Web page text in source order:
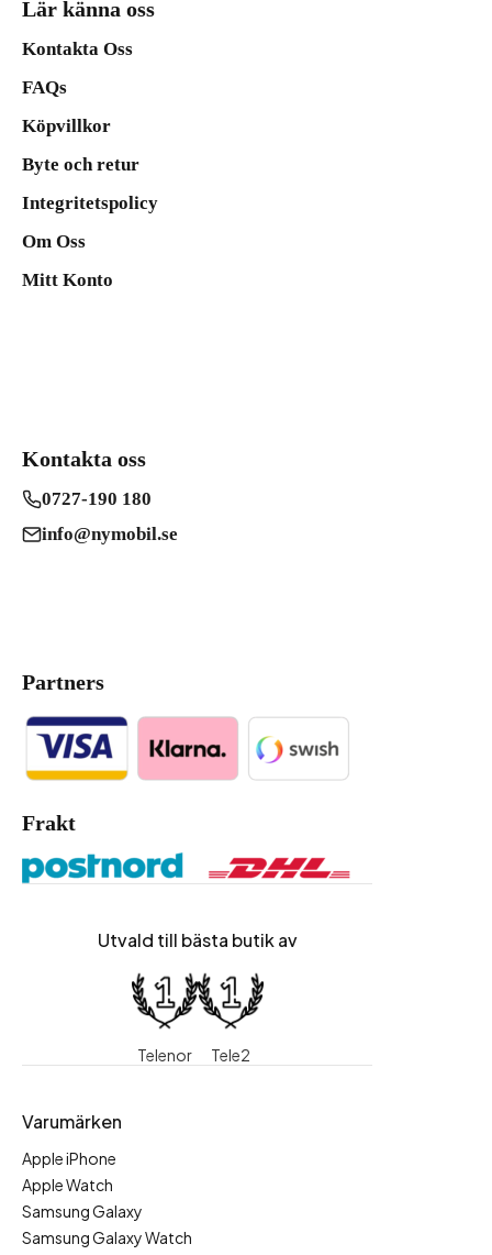
Lär känna oss
Kontakta Oss
FAQs
Köpvillkor
Byte och retur
Integritetspolicy
Om Oss
Mitt Konto
Kontakta oss
0727-190 180
info@nymobil.se
Partners
Frakt
Utvald till bästa butik av
Telenor Tele2
Varumärken
Apple iPhone
Apple Watch
Samsung Galaxy
Samsung Galaxy Watch